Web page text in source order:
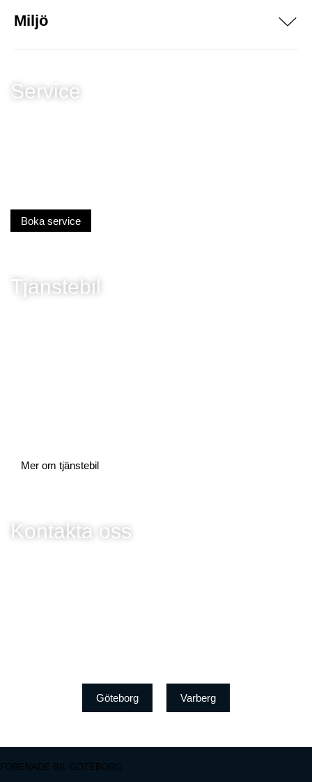
Miljö
Service
Boka service
Tjänstebil
Mer om tjänstebil
Kontakta oss
Göteborg Varberg
FÖRENADE BIL GÖTEBORG